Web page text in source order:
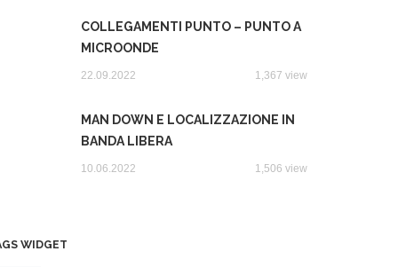
COLLEGAMENTI PUNTO – PUNTO A
MICROONDE
22.09.2022 1,367 view
MAN DOWN E LOCALIZZAZIONE IN
BANDA LIBERA
10.06.2022 1,506 view
WIDGET